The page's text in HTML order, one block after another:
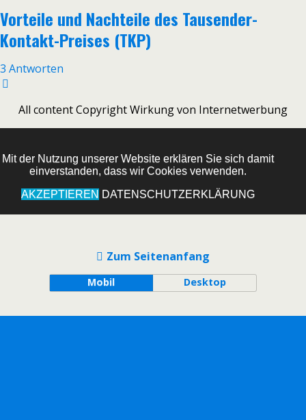
Vorteile und Nachteile des Tausender-
Kontakt-Preises (TKP)
3 Antworten
All content Copyright Wirkung von Internetwerbung
Mit der Nutzung unserer Website erklären Sie sich damit
einverstanden, dass wir Cookies verwenden.
AKZEPTIEREN DATENSCHUTZERKLÄRUNG
Zum Seitenanfang
Mobil Desktop